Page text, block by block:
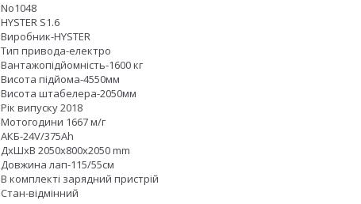
No1048
HYSTER S1.6
Виробник-HYSTER
Тип привода-електро
Вантажопідйомність-1600 кг
Висота підйома-4550мм
Висота штабелера-2050мм
Рік випуску 2018
Мотогодини 1667 м/г
АКБ-24V/375Ah
ДхШхВ 2050x800x2050 mm
Довжина лап-115/55см
В комплекті зарядний пристрій
Стан-відмінний